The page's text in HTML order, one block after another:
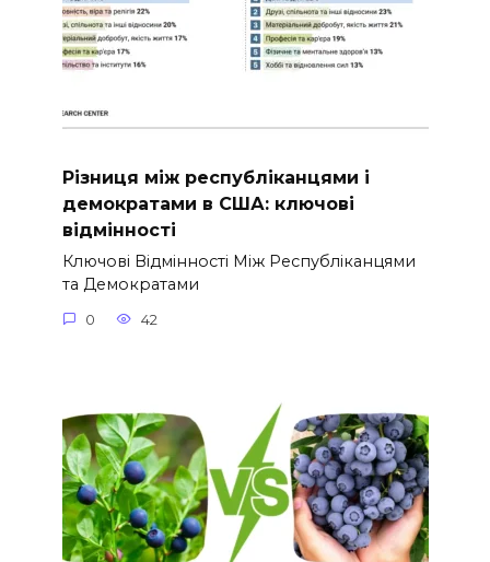
Різниця між республіканцями і
демократами в США: ключові
відмінності
Ключові Відмінності Між Республіканцями
та Демократами
0 42